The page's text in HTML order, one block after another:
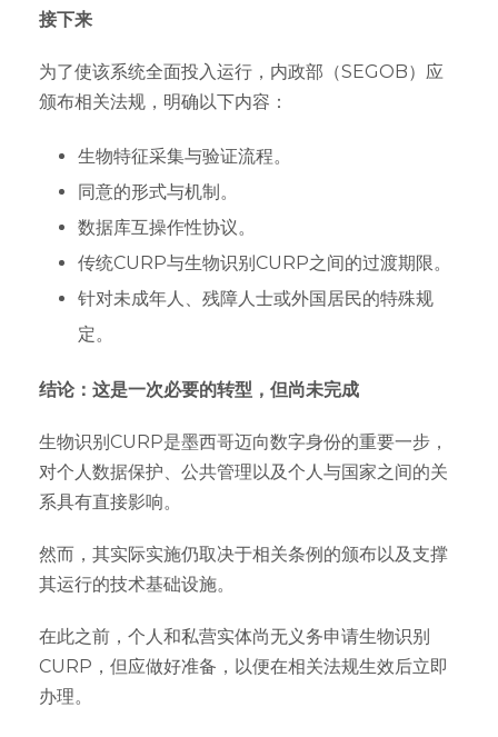
接下来
为了使该系统全面投入运行，内政部（SEGOB）应
颁布相关法规，明确以下内容：
生物特征采集与验证流程。
同意的形式与机制。
数据库互操作性协议。
传统CURP与生物识别CURP之间的过渡期限。
针对未成年人、残障人士或外国居民的特殊规
定。
结论：这是一次必要的转型，但尚未完成
生物识别CURP是墨西哥迈向数字身份的重要一步，
对个人数据保护、公共管理以及个人与国家之间的关
系具有直接影响。
然而，其实际实施仍取决于相关条例的颁布以及支撑
其运行的技术基础设施。
在此之前，个人和私营实体尚无义务申请生物识别
CURP，但应做好准备，以便在相关法规生效后立即
办理。